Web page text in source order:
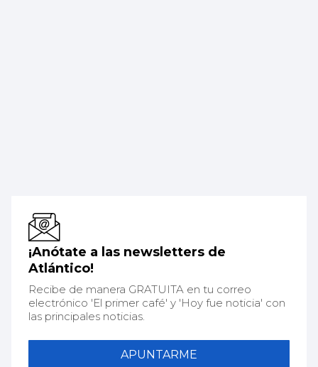
¡Anótate a las newsletters de
Atlántico!
Recibe de manera GRATUITA en tu correo
electrónico 'El primer café' y 'Hoy fue noticia' con
las principales noticias.
APUNTARME